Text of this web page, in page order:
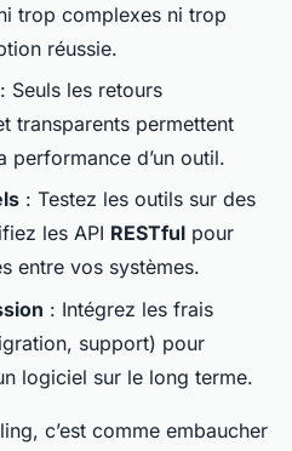
trop complexes ni trop
réussie.
: Seuls les retours
transparents permettent
performance d’un outil.
: Testez les outils sur des
les API RESTful pour
entre vos systèmes.
: Intégrez les frais
support) pour
logiciel sur le long terme.
c’est comme embaucher